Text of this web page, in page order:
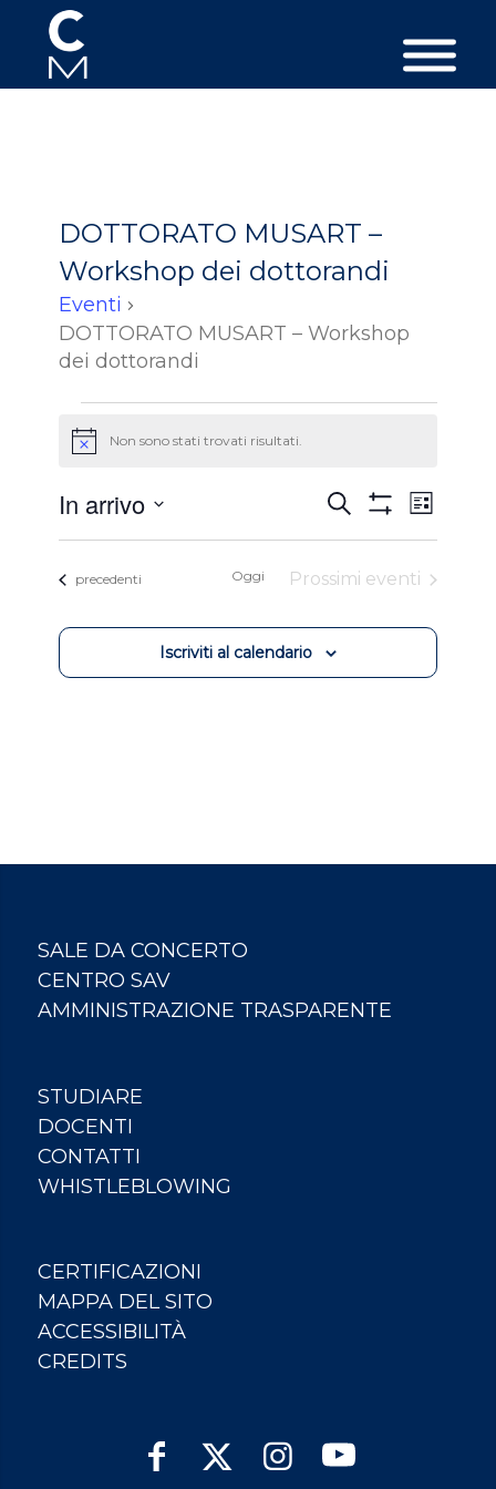
DOTTORATO MUSART –
Workshop dei dottorandi
Eventi
DOTTORATO MUSART – Workshop
dei dottorandi
AvvisoNon sono stati trovati risultati.
Eventi
Ricerca
viste
Cerca
Filtri
Lista
In arrivo
data.Eventi
precedenti Oggi Prossimi eventi
Iscriviti al calendario
SALE DA CONCERTO
CENTRO SAV
AMMINISTRAZIONE TRASPARENTE
STUDIARE
DOCENTI
CONTATTI
WHISTLEBLOWING
CERTIFICAZIONI
MAPPA DEL SITO
ACCESSIBILITÀ
CREDITS